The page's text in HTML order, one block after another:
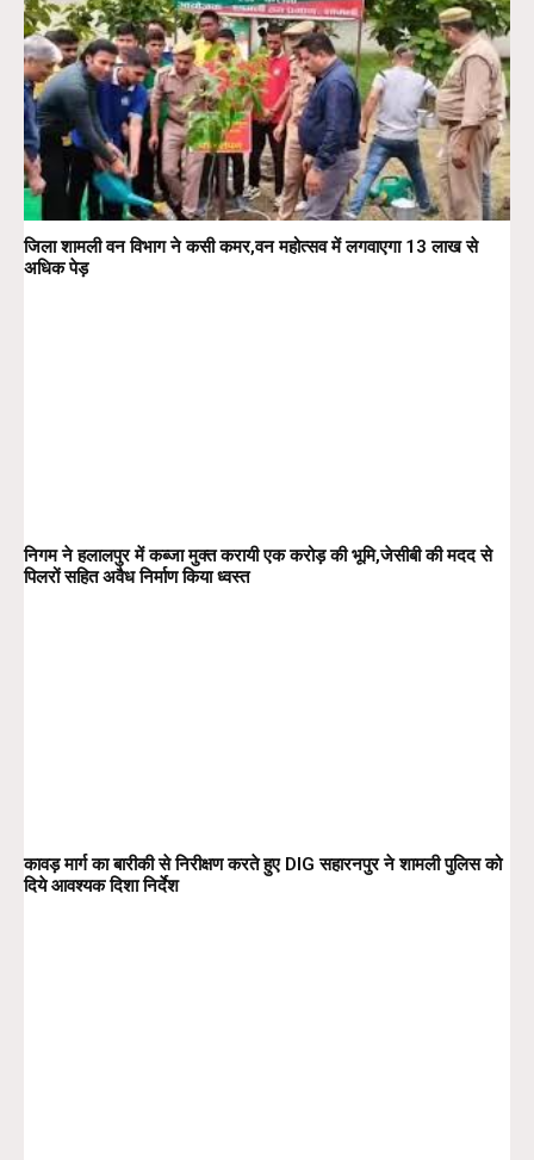
जिला शामली वन विभाग ने कसी कमर,वन महोत्सव में लगवाएगा 13 लाख से
अधिक पेड़
निगम ने हलालपुर में कब्जा मुक्त करायी एक करोड़ की भूमि,जेसीबी की मदद से
पिलरों सहित अवैध निर्माण किया ध्वस्त
कावड़ मार्ग का बारीकी से निरीक्षण करते हुए DIG सहारनपुर ने शामली पुलिस को
दिये आवश्यक दिशा निर्देश